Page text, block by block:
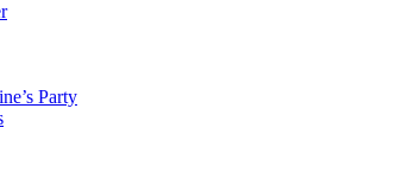
Party